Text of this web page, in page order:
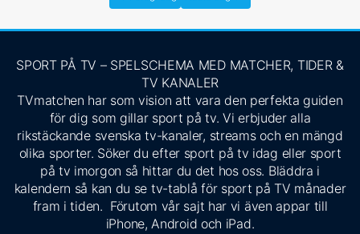
SPORT PÅ TV – SPELSCHEMA MED MATCHER, TIDER &
TV KANALER
TVmatchen har som vision att vara den perfekta guiden
för dig som gillar sport på tv. Vi erbjuder alla
rikstäckande svenska tv-kanaler, streams och en mängd
olika sporter. Söker du efter sport på tv idag eller sport
på tv imorgon så hittar du det hos oss. Bläddra i
kalendern så kan du se tv-tablå för sport på TV månader
fram i tiden. Förutom vår sajt har vi även appar till
iPhone, Android och iPad.